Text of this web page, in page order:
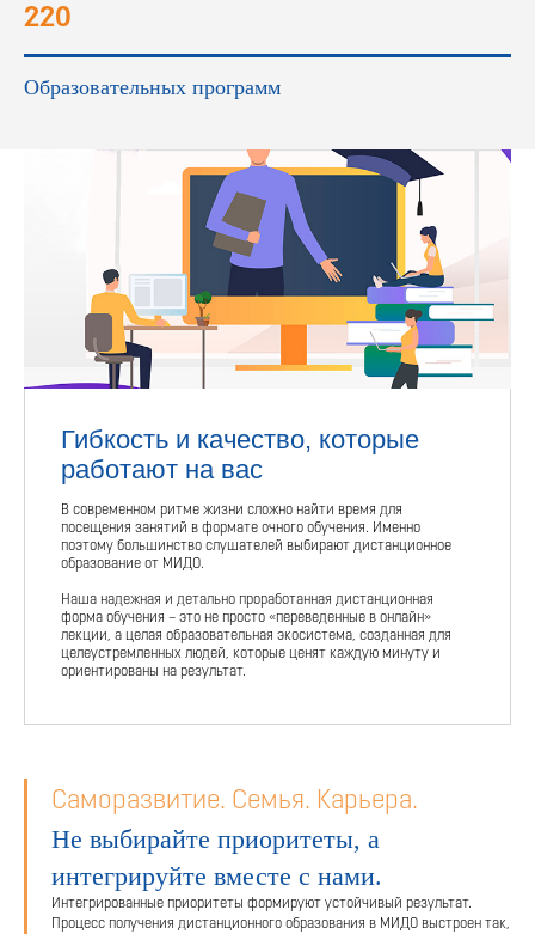
220
Образовательных программ
Гибкость и качество, которые
работают на вас
В современном ритме жизни сложно найти время для
посещения занятий в формате очного обучения. Именно
поэтому большинство слушателей выбирают дистанционное
образование от МИДО.
Наша надежная и детально проработанная дистанционная
форма обучения – это не просто «переведенные в онлайн»
лекции, а целая образовательная экосистема, созданная для
целеустремленных людей, которые ценят каждую минуту и
ориентированы на результат.
Саморазвитие. Семья. Карьера.
Не выбирайте приоритеты, а
интегрируйте вместе с нами.
Интегрированные приоритеты формируют устойчивый результат.
Процесс получения дистанционного образования в МИДО выстроен так,